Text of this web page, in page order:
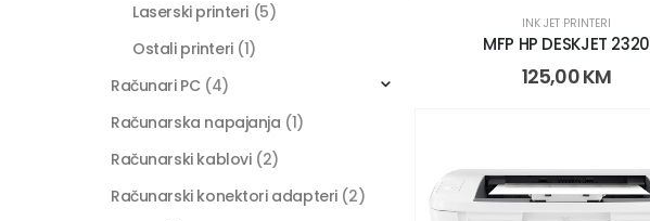
INK JET PRINTERI
MFP HP DESKJET 2320
125,00KM
Laserski printeri (5)
Ostali printeri (1)
Računari PC (4)
Računarska napajanja (1)
Računarski kablovi (2)
Računarski konektori adapteri (2)